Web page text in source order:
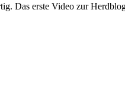
Das erste Video zur